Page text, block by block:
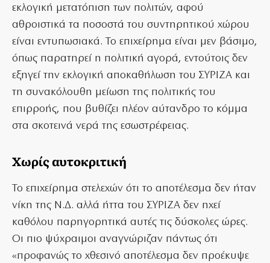
εκλογική μετατόπιση των πολιτών, αφού
αθροιστικά τα ποσοστά του συντηρητικού χώρου
είναι εντυπωσιακά. Το επιχείρημα είναι μεν βάσιμο,
όπως παρατηρεί η πολιτική αγορά, εντούτοις δεν
εξηγεί την εκλογική αποκαθήλωση του ΣΥΡΙΖΑ και
τη συνακόλουθη μείωση της πολιτικής του
επιρροής, που βυθίζει πλέον αύτανδρο το κόμμα
στα σκοτεινά νερά της εσωστρέφειας.
Χωρίς αυτοκριτική
Το επιχείρημα στελεχών ότι το αποτέλεσμα δεν ήταν
νίκη της Ν.Δ. αλλά ήττα του ΣΥΡΙΖΑ δεν ηχεί
καθόλου παρηγορητικά αυτές τις δύσκολες ώρες.
Οι πιο ψύχραιμοι αναγνώριζαν πάντως ότι
«προφανώς το χθεσινό αποτέλεσμα δεν προέκυψε